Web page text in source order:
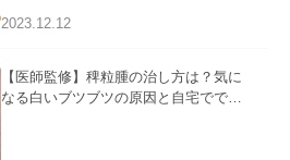
2023.12.12
【医師監修】稗粒腫の治し方は？気に
なる白いブツブツの原因と自宅ででき